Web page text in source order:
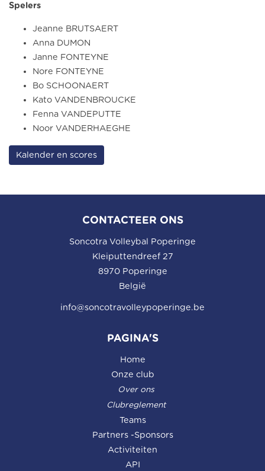
Spelers
Jeanne BRUTSAERT
Anna DUMON
Janne FONTEYNE
Nore FONTEYNE
Bo SCHOONAERT
Kato VANDENBROUCKE
Fenna VANDEPUTTE
Noor VANDERHAEGHE
Kalender en scores
CONTACTEER ONS
Soncotra Volleybal Poperinge
Kleiputtendreef 27
8970 Poperinge
België
info@soncotravolleypoperinge.be
PAGINA'S
Home
Onze club
Over ons
Clubreglement
Teams
Partners -Sponsors
Activiteiten
API